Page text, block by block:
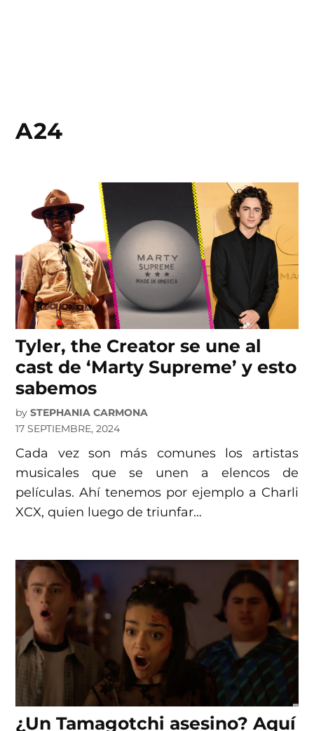
Skip A24
Tyler, the Creator se une al
cast de ‘Marty Supreme’ y esto
sabemos
by STEPHANIA CARMONA
17 SEPTIEMBRE, 2024
Cada vez son más comunes los artistas
musicales que se unen a elencos de
películas. Ahí tenemos por ejemplo a Charli
XCX, quien luego de triunfar…
¿Un Tamagotchi asesino? Aquí